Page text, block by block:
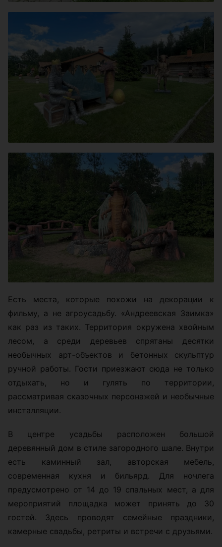
Есть места, которые похожи на декорации к
фильму, а не агроусадьбу. «Андреевская Заимка»
как раз из таких. Территория окружена хвойным
лесом, а среди деревьев спрятаны десятки
необычных арт-объектов и бетонных скульптур
ручной работы. Гости приезжают сюда не только
отдыхать, но и гулять по территории,
рассматривая сказочных персонажей и необычные
инсталляции.
В центре усадьбы расположен большой
деревянный дом в стиле загородного шале. Внутри
есть каминный зал, авторская мебель,
современная кухня и бильярд. Для ночлега
предусмотрено от 14 до 19 спальных мест, а для
мероприятий площадка может принять до 30
гостей. Здесь проводят семейные праздники,
камерные свадьбы, ретриты и встречи с друзьями.